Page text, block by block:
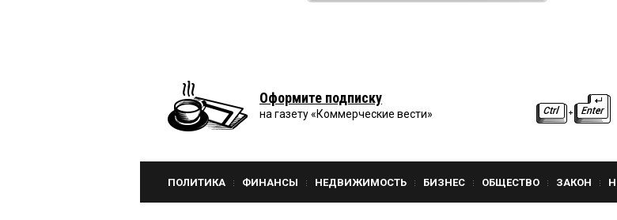
Оформите подписку
на газету «Коммерческие вести»
ПОЛИТИКА ФИНАНСЫ НЕДВИЖИМОСТЬ БИЗНЕС ОБЩЕСТВО ЗАКОН